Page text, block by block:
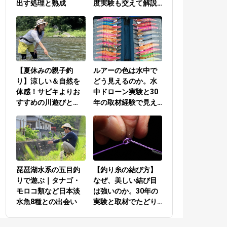
出す処理と熟成
度実験も交えて解説
ーの結び方編
【夏休みの親子釣
り】涼しい＆自然を
体感！サビキよりお
すすめの川遊びと
ルアーの色は水中で
どう見えるのか。水
中ドローン実験と30
年の取材経験で見え
琵琶湖水系の五目釣
りで遊ぶ｜タナゴ・
モロコ類など日本淡
水魚8種との出会い
【釣り糸の結び方】
なぜ、美しい結び目
は強いのか。30年の
実験と取材でたどり